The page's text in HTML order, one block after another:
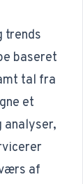
trends
baseret
tal fra
et
analyser,
af